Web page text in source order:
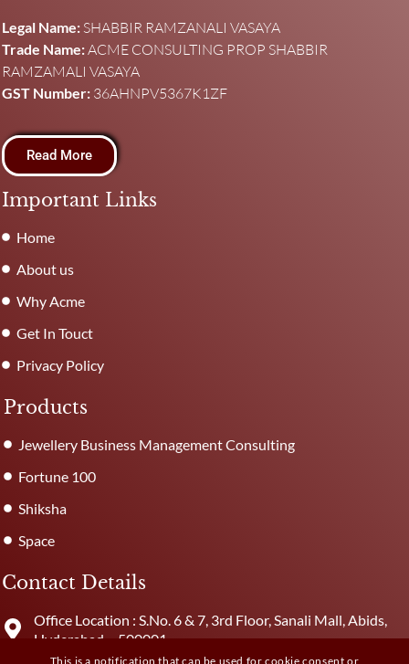
Legal Name: SHABBIR RAMZANALI VASAYA
Trade Name:ACME CONSULTING PROP SHABBIR
RAMZAMALI VASAYA
GST Number: 36AHNPV5367K1ZF
Read More
Important Links
Home
About us
Why Acme
Get In Touct
Privacy Policy
Products
Jewellery Business Management Consulting
Fortune 100
Shiksha
Space
Contact Details
Office Location : S.No. 6 & 7, 3rd Floor, Sanali Mall, Abids,
Hyderabad – 500001
This is a notification that can be used for cookie consent or